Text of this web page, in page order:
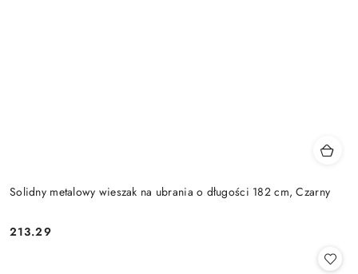
Solidny metalowy wieszak na ubrania o długości 182 cm, Czarny
Cena:
213.29